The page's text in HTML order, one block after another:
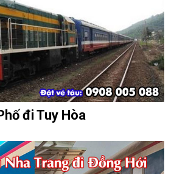
đi Tuy Hòa